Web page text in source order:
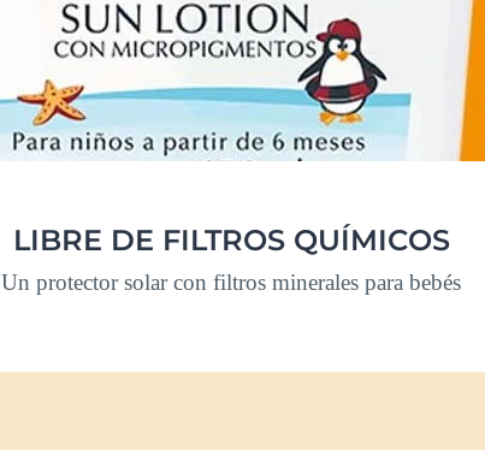
LIBRE DE FILTROS QUÍMICOS
Un protector solar con filtros minerales para bebés